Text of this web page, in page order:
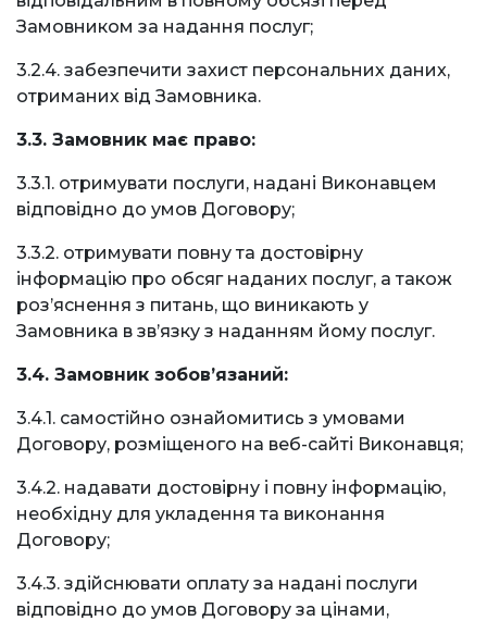
Замовником за надання послуг;
3.2.4. забезпечити захист персональних даних,
отриманих від Замовника.
3.3. Замовник має право:
3.3.1. отримувати послуги, надані Виконавцем
відповідно до умов Договору;
3.3.2. отримувати повну та достовірну
інформацію про обсяг наданих послуг, а також
роз’яснення з питань, що виникають у
Замовника в зв’язку з наданням йому послуг.
3.4. Замовник зобов’язаний:
3.4.1. самостійно ознайомитись з умовами
Договору, розміщеного на веб-сайті Виконавця;
3.4.2. надавати достовірну і повну інформацію,
необхідну для укладення та виконання
Договору;
3.4.3. здійснювати оплату за надані послуги
відповідно до умов Договору за цінами,